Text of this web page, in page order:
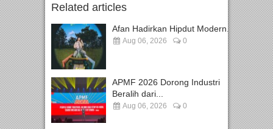
Related articles
Afan Hadirkan Hipdut Modern...
Aug 06, 2026 0
APMF 2026 Dorong Industri
Beralih dari...
Aug 06, 2026 0